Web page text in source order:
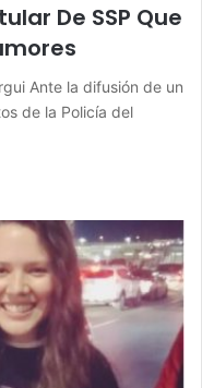
De SSP Que
Ante la difusión de un
de la Policía del